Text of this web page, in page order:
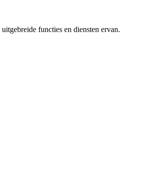
functies en diensten ervan.